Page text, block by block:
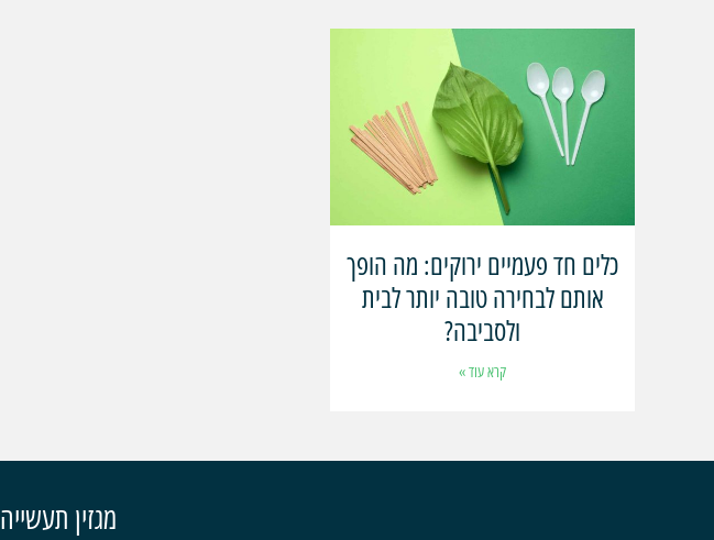
כלים חד פעמיים ירוקים: מה הופך
אותם לבחירה טובה יותר לבית
ולסביבה?
קרא עוד »
מגזין